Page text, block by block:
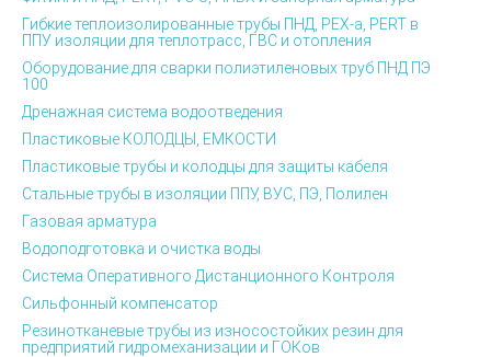
Гибкие теплоизолированные трубы ПНД, PEX-а, PERT в
ППУ изоляции для теплотрасс, ГВС и отопления
Оборудование для сварки полиэтиленовых труб ПНД ПЭ
100
Дренажная система водоотведения
Пластиковые КОЛОДЦЫ, ЕМКОСТИ
Пластиковые трубы и колодцы для защиты кабеля
Стальные трубы в изоляции ППУ, ВУС, ПЭ, Полилен
Газовая арматура
Водоподготовка и очистка воды
Система Оперативного Дистанционного Контроля
Сильфонный компенсатор
Резинотканевые трубы из износостойких резин для
предприятий гидромеханизации и ГОКов